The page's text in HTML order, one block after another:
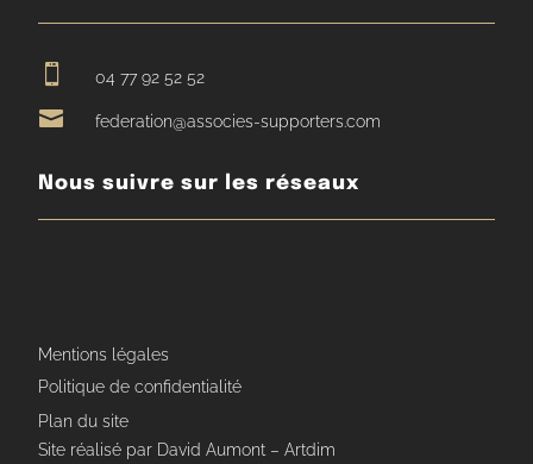
 04 77 92 52 52
 federation@associes-supporters.com
Nous suivre sur les réseaux
Mentions légales
Politique de confidentialité
Plan du site
Site réalisé par David Aumont – Artdim